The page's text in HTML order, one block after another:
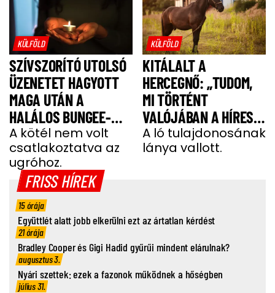
KÜLFÖLD
SZÍVSZORÍTÓ UTOLSÓ
ÜZENETET HAGYOTT
MAGA UTÁN A
HALÁLOS BUNGEE-
UGRÁS ELŐTT A
FIATAL NŐ
A kötél nem volt
csatlakoztatva az
ugróhoz.
KÜLFÖLD
KITÁLALT A
HERCEGNŐ: „TUDOM,
MI TÖRTÉNT
VALÓJÁBAN A HÍRES
SHERGAR CSŐDÖRREL”
A ló tulajdonosának
lánya vallott.
FRISS HÍREK
15 órája
Együttlét alatt jobb elkerülni ezt az ártatlan kérdést
21 órája
Bradley Cooper és Gigi Hadid gyűrűi mindent elárulnak?
augusztus 3.
Nyári szettek: ezek a fazonok működnek a hőségben
július 31.